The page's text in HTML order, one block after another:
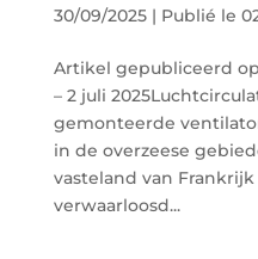
30/09/2025 | Publié le
Artikel gepubliceerd
– 2 juli
gemonteerde
in de overzeese
vasteland van
verwaarloosd...